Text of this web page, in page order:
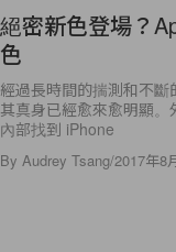
絕密新色登場？
色
經過長時間的揣測和不斷
其真身已經愈來愈明顯
內部找到 iPhone
By Audrey Tsang/2017年8